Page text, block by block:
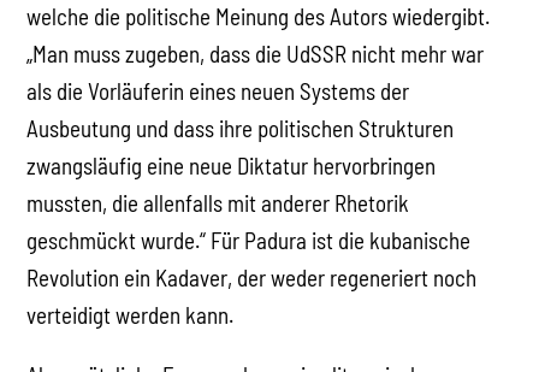
welche die politische Meinung des Autors wiedergibt.
„Man muss zugeben, dass die UdSSR nicht mehr war
als die Vorläuferin eines neuen Systems der
Ausbeutung und dass ihre politischen Strukturen
zwangsläufig eine neue Diktatur hervorbringen
mussten, die allenfalls mit anderer Rhetorik
geschmückt wurde.“ Für Padura ist die kubanische
Revolution ein Kadaver, der weder regeneriert noch
verteidigt werden kann.